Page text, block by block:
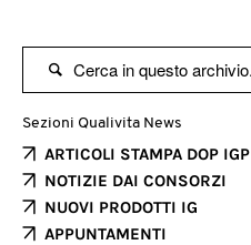

Sezioni Qualivita News
ARTICOLI STAMPA DOP IGP
NOTIZIE DAI CONSORZI
NUOVI PRODOTTI IG
APPUNTAMENTI